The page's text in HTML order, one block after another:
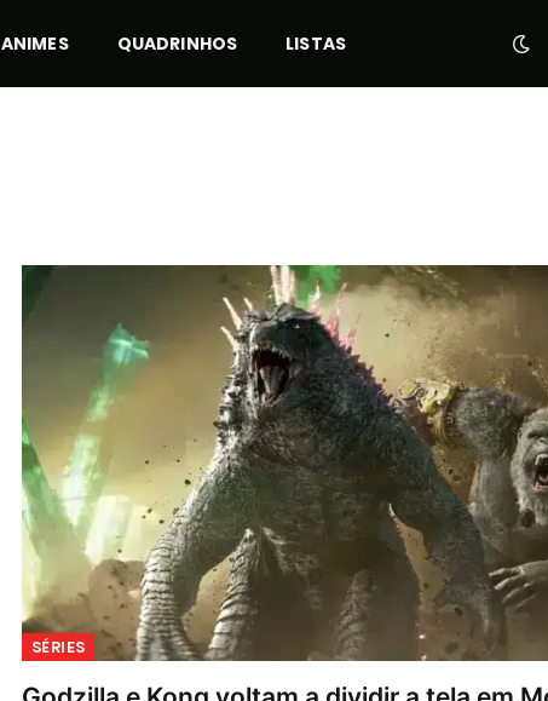
ANIMES QUADRINHOS LISTAS
SÉRIES